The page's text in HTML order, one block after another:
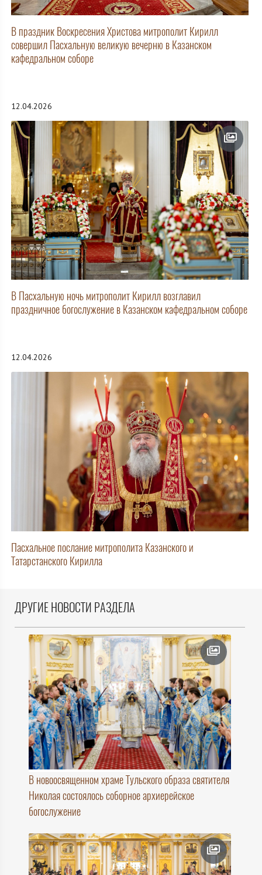
В праздник Воскресения Христова митрополит Кирилл
совершил Пасхальную великую вечерню в Казанском
кафедральном соборе
12.04.2026
В Пасхальную ночь митрополит Кирилл возглавил
праздничное богослужение в Казанском кафедральном соборе
12.04.2026
Пасхальное послание митрополита Казанского и
Татарстанского Кирилла
ДРУГИЕ НОВОСТИ РАЗДЕЛА
В новоосвященном храме Тульского образа святителя
Николая состоялось соборное архиерейское
богослужение